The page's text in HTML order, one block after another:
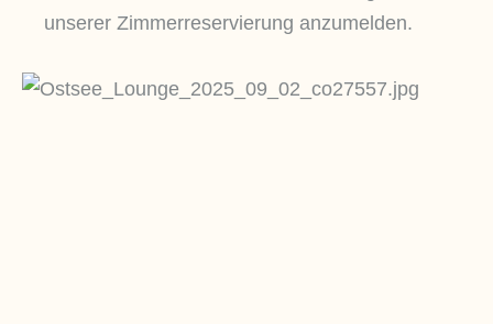
unserer Zimmerreservierung anzumelden.